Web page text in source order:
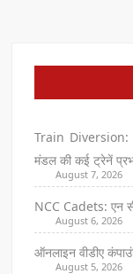
Train Diversion:
मंडल की कई ट्रेनें
August 7, 2026
NCC Cadets: एन
August 6, 2026
ऑनलाइन वीडीए
August 5, 2026